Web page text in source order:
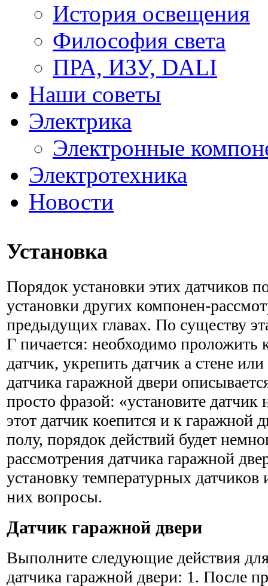
История освещения
Философия света
ПРА, ИЗУ, DALI
Наши советы
Электрика
Электронные
Электротехника
Новости
Установка
Порядок установки этих датчиков
установки других компонен-
предыдущих главах. По существу
Г пичается: необходимо проложить
датчик, укрепить датчик а стене
датчика гаражной двери
просто фразой: «установите датчик
этот датчик коепится и к гаражной
полу, порядок действий будет
рассмотрения датчика гаражной
установку тем­пературных
них вопросы.
Датчик гаражной двери
Выполните следующие действия
датчика гаражной двери: 1. После